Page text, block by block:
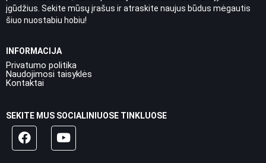
įgūdžius. Sekite mūsų įrašus ir atraskite naujus būdus mėgautis
šiuo nuostabiu hobiu!
INFORMACIJA
Privatumo politika
Naudojimosi taisyklės
Kontaktai
SEKITE MUS SOCIALINIUOSE TINKLUOSE